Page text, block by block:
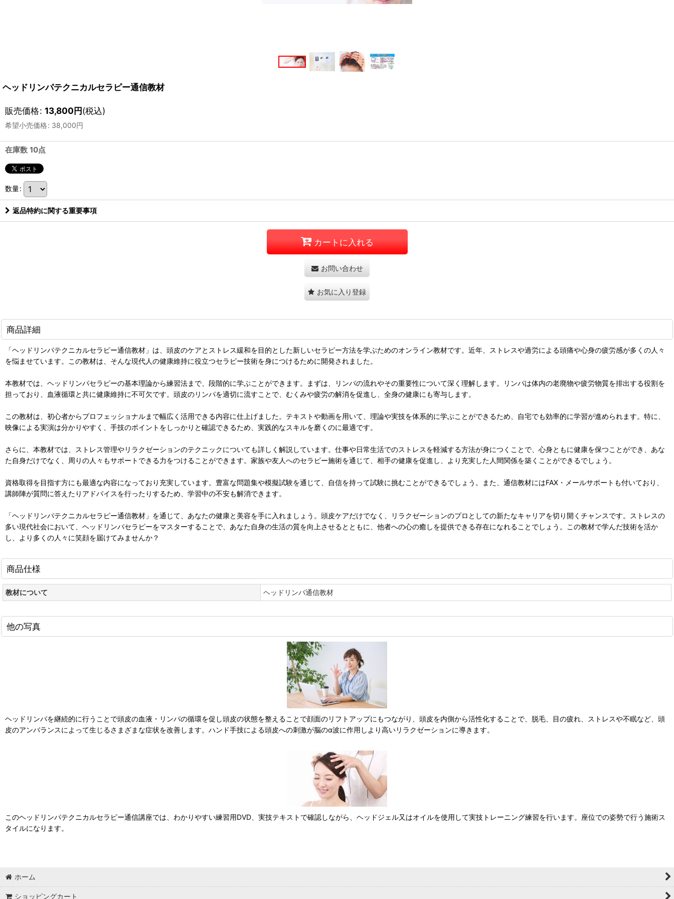
ヘッドリンパテクニカルセラピー通信教材
販売価格: 13,800円(税込)
希望小売価格: 38,000円
在庫数 10点
数量:
返品特約に関する重要事項
カートに入れる
お問い合わせ
お気に入り登録
商品詳細
「ヘッドリンパテクニカルセラピー通信教材」は、頭皮のケアとストレス緩和を目的とした新しいセラピー方法を学ぶためのオンライン教材です。近年、ストレスや過労による頭痛や心身の疲労感が多くの人々
を悩ませています。この教材は、そんな現代人の健康維持に役立つセラピー技術を身につけるために開発されました。
本教材では、ヘッドリンパセラピーの基本理論から練習法まで、段階的に学ぶことができます。まずは、リンパの流れやその重要性について深く理解します。リンパは体内の老廃物や疲労物質を排出する役割を
担っており、血液循環と共に健康維持に不可欠です。頭皮のリンパを適切に流すことで、むくみや疲労の解消を促進し、全身の健康にも寄与します。
この教材は、初心者からプロフェッショナルまで幅広く活用できる内容に仕上げました。テキストや動画を用いて、理論や実技を体系的に学ぶことができるため、自宅でも効率的に学習が進められます。特に、
映像による実演は分かりやすく、手技のポイントをしっかりと確認できるため、実践的なスキルを磨くのに最適です。
さらに、本教材では、ストレス管理やリラクゼーションのテクニックについても詳しく解説しています。仕事や日常生活でのストレスを軽減する方法が身につくことで、心身ともに健康を保つことができ、あな
た自身だけでなく、周りの人々もサポートできる力をつけることができます。家族や友人へのセラピー施術を通じて、相手の健康を促進し、より充実した人間関係を築くことができるでしょう。
資格取得を目指す方にも最適な内容になっており充実しています。豊富な問題集や模擬試験を通じて、自信を持って試験に挑むことができるでしょう。また、通信教材にはFAX・メールサポートも付いており、
講師陣が質問に答えたりアドバイスを行ったりするため、学習中の不安も解消できます。
「ヘッドリンパテクニカルセラピー通信教材」を通じて、あなたの健康と美容を手に入れましょう。頭皮ケアだけでなく、リラクゼーションのプロとしての新たなキャリアを切り開くチャンスです。ストレスの
多い現代社会において、ヘッドリンパセラピーをマスターすることで、あなた自身の生活の質を向上させるとともに、他者への心の癒しを提供できる存在になれることでしょう。この教材で学んだ技術を活か
し、より多くの人々に笑顔を届けてみませんか？
商品仕様
教材について ヘッドリンパ通信教材
他の写真
ヘッドリンパを継続的に行うことで頭皮の血液・リンパの循環を促し頭皮の状態を整えることで顔面のリフトアップにもつながり、頭皮を内側から活性化することで、脱毛、目の疲れ、ストレスや不眠など、頭
皮のアンバランスによって生じるさまざまな症状を改善します。ハンド手技による頭皮への刺激が脳のα波に作用しより高いリラクゼーションに導きます。
このヘッドリンパテクニカルセラピー通信講座では、わかりやすい練習用DVD、実技テキストで確認しながら、ヘッドジェル又はオイルを使用して実技トレーニング練習を行います。座位での姿勢で行う施術ス
タイルになります。
ホーム
ショッピングカート